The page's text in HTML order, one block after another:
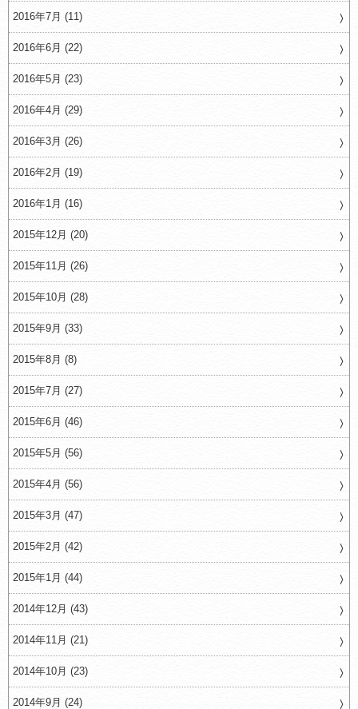
2016年7月 (11)
2016年6月 (22)
2016年5月 (23)
2016年4月 (29)
2016年3月 (26)
2016年2月 (19)
2016年1月 (16)
2015年12月 (20)
2015年11月 (26)
2015年10月 (28)
2015年9月 (33)
2015年8月 (8)
2015年7月 (27)
2015年6月 (46)
2015年5月 (56)
2015年4月 (56)
2015年3月 (47)
2015年2月 (42)
2015年1月 (44)
2014年12月 (43)
2014年11月 (21)
2014年10月 (23)
2014年9月 (24)